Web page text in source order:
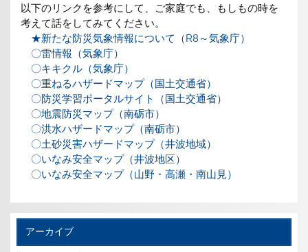
以下のリンクを参考にして、ご家庭でも、もしもの時を
考えて話をしてみてください。
★新たな防災気象情報について（R8～気象庁）
〇雷情報（気象庁）
〇キキクル（気象庁）
〇重ねるハザードマップ（国土交通省）
〇防災学習ポータルサイト（国土交通省）
〇地震防災マップ（南砺市）
〇洪水ハザードマップ（南砺市）
〇土砂災害ハザードマップ（井波地域）
〇いなみ安全マップ（井波地区）
〇いなみ安全マップ（山野・高瀬・南山見）
アーカイブ